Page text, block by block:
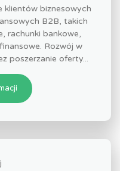
klientów biznesowych
B2B, takich
rachunki bankowe,
Rozwój w
poszerzanie oferty...